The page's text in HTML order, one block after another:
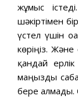
жұмыс
шәкіртімен
үстел үшін
көріңіз.
қандай
маңызды
бере алмады.